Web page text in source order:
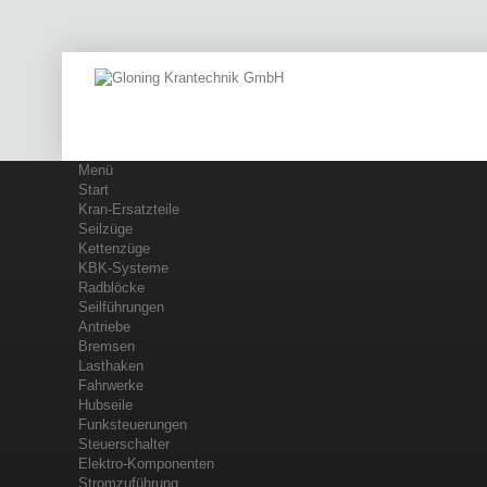
Menü
Start
Kran-Ersatzteile
Seilzüge
Kettenzüge
KBK-Systeme
Radblöcke
Seilführungen
Antriebe
Bremsen
Lasthaken
Fahrwerke
Hubseile
Funksteuerungen
Steuerschalter
Elektro-Komponenten
Stromzuführung